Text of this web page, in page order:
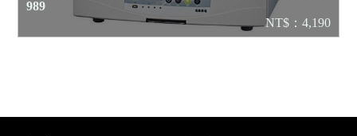
989
NT$：4,190